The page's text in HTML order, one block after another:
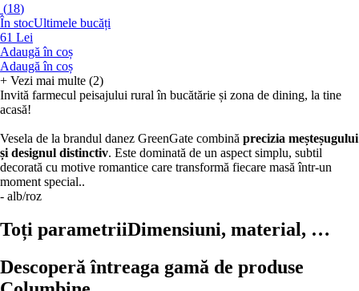
(18)
În stocUltimele bucăți
61 Lei
Adaugă în coș
Adaugă în coș
+ Vezi mai multe (2)
Invită farmecul peisajului rural în bucătărie și zona de dining, la tine
acasă!
Vesela de la brandul danez GreenGate combină precizia meșteșugului
și designul distinctiv. Este dominată de un aspect simplu, subtil
decorată cu motive romantice care transformă fiecare masă într-un
moment special..
- alb/roz
Toți parametriiDimensiuni, material, …
Descoperă întreaga gamă de produse